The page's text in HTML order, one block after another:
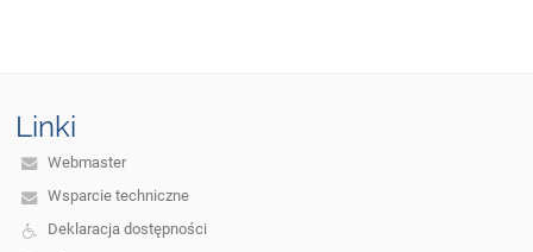
Linki
Webmaster
Wsparcie techniczne
Deklaracja dostępności